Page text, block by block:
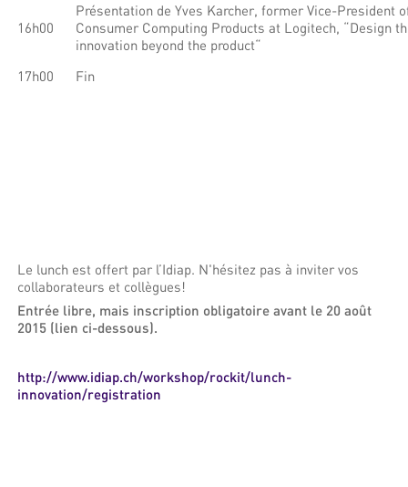
16h00
Présentation de Yves Karcher, former Vice-President
Consumer Computing Products at Logitech, “Design
innovation beyond the product“
17h00
Fin
Le lunch est offert par l’Idiap. N'hésitez pas à inviter vos
collaborateurs et collègues!
Entrée libre, mais inscription obligatoire avant le 20 août
2015 (lien ci-dessous).
http://www.idiap.ch/workshop/rockit/lunch-
innovation/registration